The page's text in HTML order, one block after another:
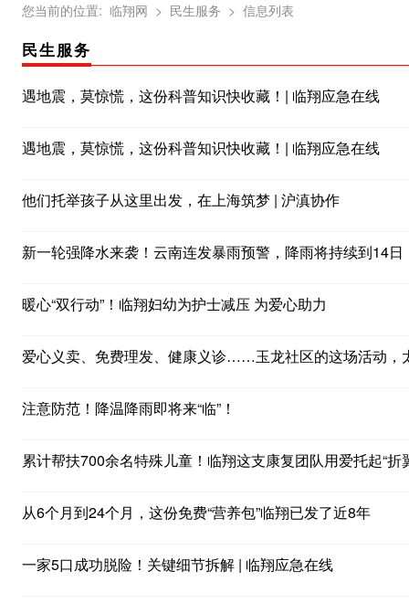
您当前的位置: 临翔网 > 民生服务 > 信息列表
民生服务
遇地震，莫惊慌，这份科普知识快收藏！| 临翔应急在线
遇地震，莫惊慌，这份科普知识快收藏！| 临翔应急在线
他们托举孩子从这里出发，在上海筑梦 | 沪滇协作
新一轮强降水来袭！云南连发暴雨预警，降雨将持续到14日
暖心“双行动”！临翔妇幼为护士减压 为爱心助力
爱心义卖、免费理发、健康义诊……玉龙社区的这场活动，
注意防范！降温降雨即将来“临”！
累计帮扶700余名特殊儿童！临翔这支康复团队用爱托起“折
从6个月到24个月，这份免费“营养包”临翔已发了近8年
一家5口成功脱险！关键细节拆解 | 临翔应急在线